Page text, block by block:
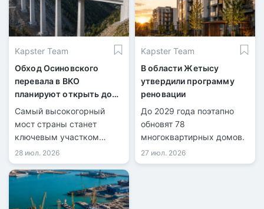
Kapster Team
Обход Осиновского
перевала в ВКО
планируют открыть до
конца 2026 года
Самый высокогорный
мост страны станет
ключевым участком
новой трассы.
28 июл. 2026
Kapster Team
В области Жетысу
утвердили программу
реновации
До 2029 года поэтапно
обновят 78
многоквартирных домов.
27 июл. 2026